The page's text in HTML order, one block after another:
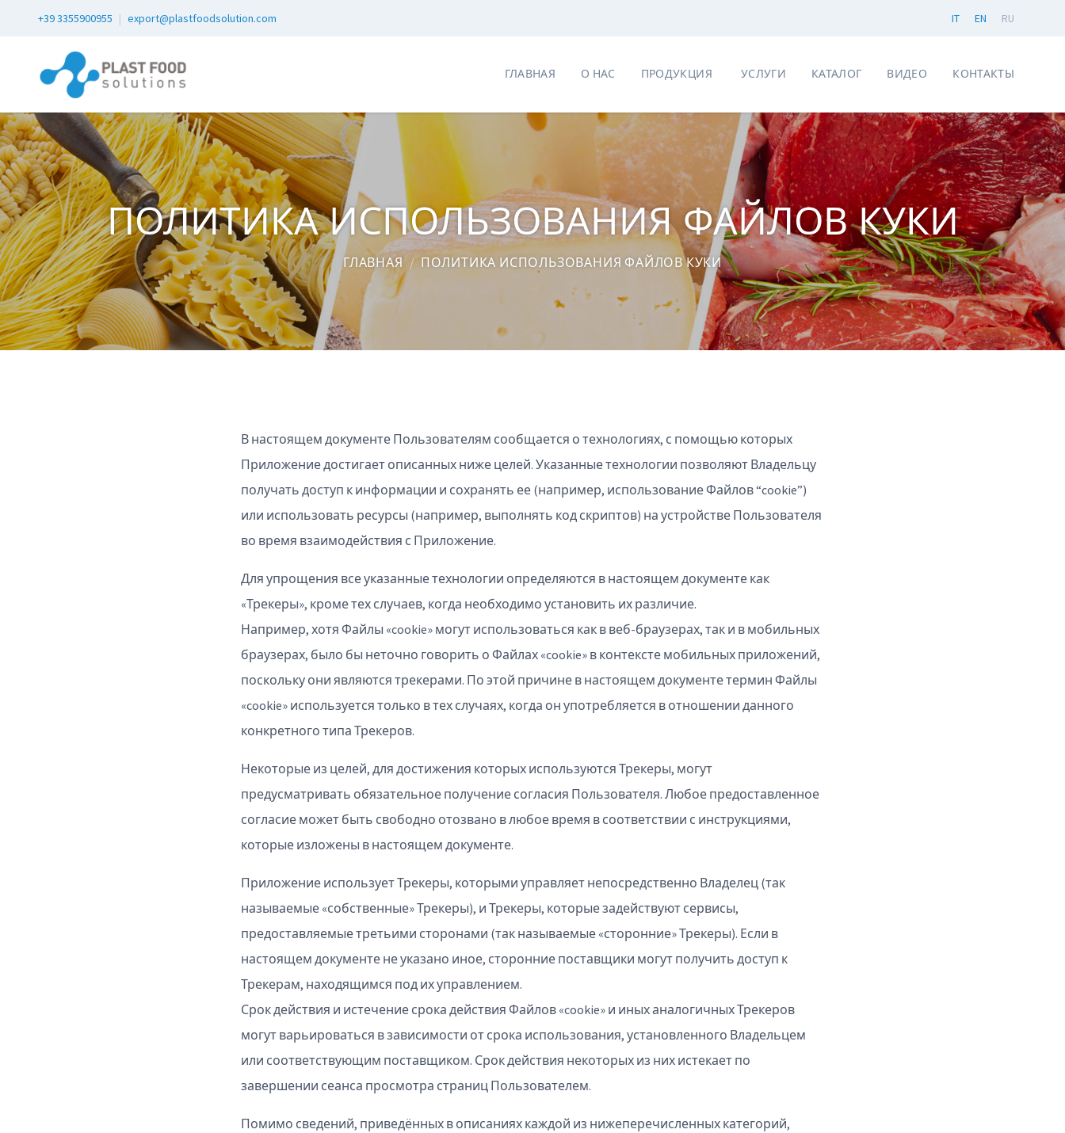
+39 3355900955 | export@plastfoodsolution.com IT EN RU
ГЛАВНАЯ О НАС ПРОДУКЦИЯ УСЛУГИ КАТАЛОГ ВИДЕО КОНТАКТЫ
ПОЛИТИКА ИСПОЛЬЗОВАНИЯ ФАЙЛОВ КУКИ
ГЛАВНАЯ / ПОЛИТИКА ИСПОЛЬЗОВАНИЯ ФАЙЛОВ КУКИ
В настоящем документе Пользователям сообщается о технологиях, с помощью которых
Приложение достигает описанных ниже целей. Указанные технологии позволяют Владельцу
получать доступ к информации и сохранять ее (например, использование Файлов “cookie”)
или использовать ресурсы (например, выполнять код скриптов) на устройстве Пользователя
во время взаимодействия с Приложение.
Для упрощения все указанные технологии определяются в настоящем документе как
«Трекеры», кроме тех случаев, когда необходимо установить их различие.
Например, хотя Файлы «cookie» могут использоваться как в веб-браузерах, так и в мобильных
браузерах, было бы неточно говорить о Файлах «cookie» в контексте мобильных приложений,
поскольку они являются трекерами. По этой причине в настоящем документе термин Файлы
«cookie» используется только в тех случаях, когда он употребляется в отношении данного
конкретного типа Трекеров.
Некоторые из целей, для достижения которых используются Трекеры, могут
предусматривать обязательное получение согласия Пользователя. Любое предоставленное
согласие может быть свободно отозвано в любое время в соответствии с инструкциями,
которые изложены в настоящем документе.
Приложение использует Трекеры, которыми управляет непосредственно Владелец (так
называемые «собственные» Трекеры), и Трекеры, которые задействуют сервисы,
предоставляемые третьими сторонами (так называемые «сторонние» Трекеры). Если в
настоящем документе не указано иное, сторонние поставщики могут получить доступ к
Трекерам, находящимся под их управлением.
Срок действия и истечение срока действия Файлов «cookie» и иных аналогичных Трекеров
могут варьироваться в зависимости от срока использования, установленного Владельцем
или соответствующим поставщиком. Срок действия некоторых из них истекает по
завершении сеанса просмотра страниц Пользователем.
Помимо сведений, приведённых в описаниях каждой из нижеперечисленных категорий,